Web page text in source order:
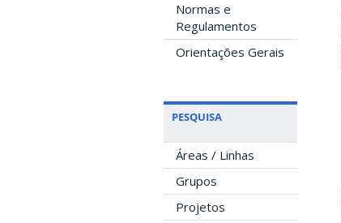
Normas e
Regulamentos
Orientações Gerais
PESQUISA
Áreas / Linhas
Grupos
Projetos